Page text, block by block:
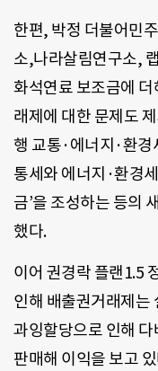
한편, 박정 더불어민
소,나라살림연구소,
화석연료 보조금에
래제에 대한 문제도
행 교통·에너지·환경
통세와 에너지·환경
금’을 조성하는 등의
했다.
이어 권경락 플랜1.5
인해 배출권거래제는
과잉할당으로 인해 다
판매해 이익을 보고